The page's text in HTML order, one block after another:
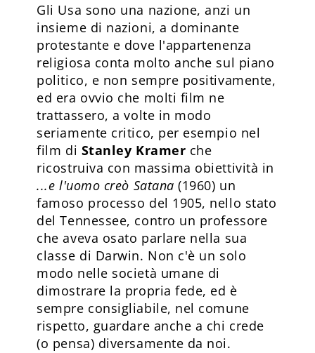
Gli Usa sono una nazione, anzi un
insieme di nazioni, a dominante
protestante e dove l'appartenenza
religiosa conta molto anche sul piano
politico, e non sempre positivamente,
ed era ovvio che molti film ne
trattassero, a volte in modo
seriamente critico, per esempio nel
film di Stanley Kramer che
ricostruiva con massima obiettività in
...e l'uomo creò Satana (1960) un
famoso processo del 1905, nello stato
del Tennessee, contro un professore
che aveva osato parlare nella sua
classe di Darwin. Non c'è un solo
modo nelle società umane di
dimostrare la propria fede, ed è
sempre consigliabile, nel comune
rispetto, guardare anche a chi crede
(o pensa) diversamente da noi.